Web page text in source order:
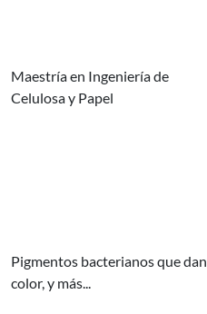
Maestría en Ingeniería de
Celulosa y Papel
Pigmentos bacterianos que dan
color, y más...